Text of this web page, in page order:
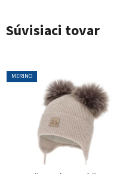
Súvisiaci tovar
MERINO